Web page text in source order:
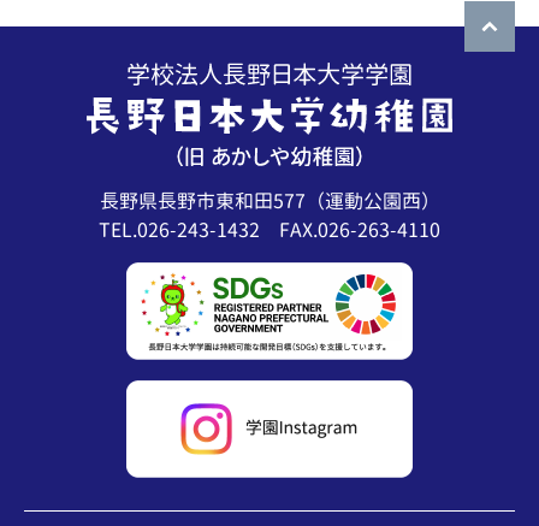
2026年3月
2026年2月
2026年1月
2025年12月
2025年11月
2025年10月
2025年9月
2025年8月
2025年7月
長野県長野市東和田577（運動公園西）
TEL.026-243-1432 FAX.026-263-4110